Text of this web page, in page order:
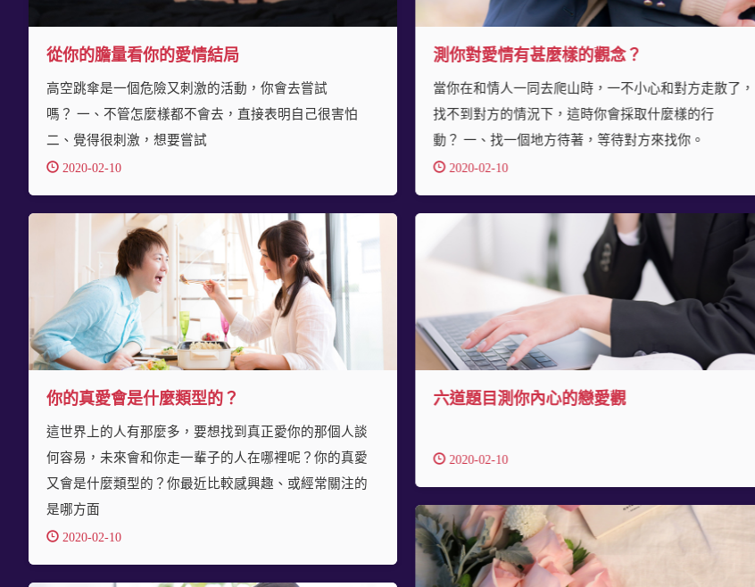
從你的膽量看你的愛情結局
高空跳傘是一個危險又刺激的活動，你會去嘗試
嗎？ 一、不管怎麼樣都不會去，直接表明自己很害怕
二、覺得很刺激，想要嘗試
2020-02-10
測你對愛情有甚麼樣的觀念？
當你在和情人一同去爬山時，一不小心和對方走散了，
找不到對方的情況下，這時你會採取什麼樣的行
動？ 一、找一個地方待著，等待對方來找你。
2020-02-10
你的真愛會是什麼類型的？
這世界上的人有那麼多，要想找到真正愛你的那個人談
何容易，未來會和你走一輩子的人在哪裡呢？你的真愛
又會是什麼類型的？你最近比較感興趣、或經常關注的
是哪方面
2020-02-10
六道題目測你內心的戀愛觀
2020-02-10